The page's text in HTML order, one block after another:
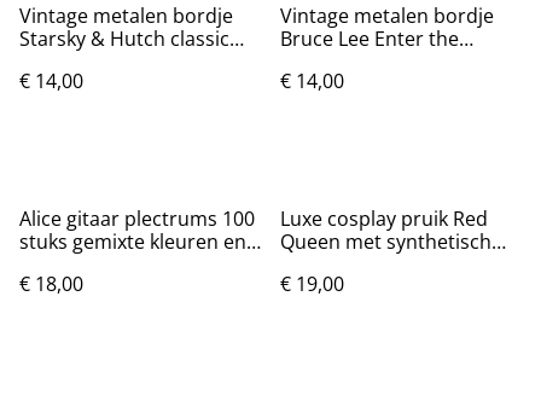
Vintage metalen bordje
Starsky & Hutch classic
€ 14,00
Vintage metalen bordje
Bruce Lee Enter the
€ 14,00
Alice gitaar plectrums 100
stuks gemixte kleuren en
€ 18,00
Luxe cosplay pruik Red
Queen met synthetisch
€ 19,00